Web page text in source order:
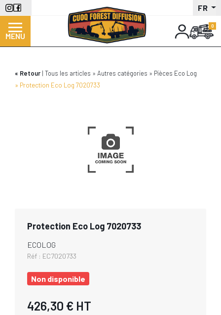
Aller
au
contenu
principal
FR
MENU
Retour Tous les articles Autres catégories
Pièces Eco Log
Protection Eco Log 7020733
Protection Eco Log 7020733
ECOLOG
Réf : EC7020733
Non disponible
426,30 € HT